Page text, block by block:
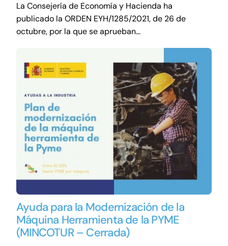
La Consejería de Economía y Hacienda ha
publicado la ORDEN EYH/1285/2021, de 26 de
octubre, por la que se aprueban…
Ayuda para la Modernización de la
Máquina Herramienta de la PYME
(MINCOTUR – Cerrada)